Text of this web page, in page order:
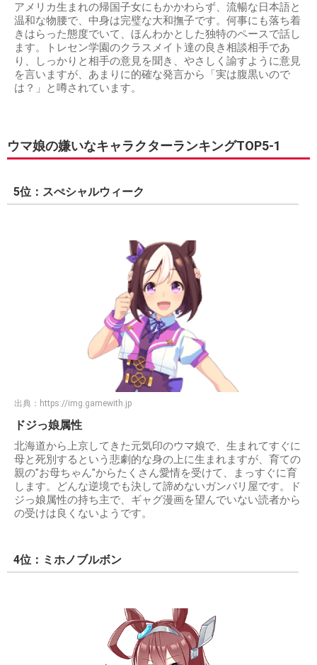
アメリカ生まれの帰国子女にもかかわらず、流暢な日本語と
温和な物腰で、中身は完璧な大和撫子です。何事にも落ち着
きはらった態度でいて、ほんわかとした独特のペースで話し
ます。トレセン学園のクラスメイト達の良き相談相手であ
り、しっかりと相手の意見を聞き、やさしく諭すように意見
を言いますが、あまりに的確な発言から「実は腹黒いので
は？」と噂されています。
ウマ娘の嫌いなキャラクターランキングTOP5-1
5位：スぺシャルウィーク
出典： https://img.gamewith.jp
ドジっ娘属性
北海道から上京してきた元気印のウマ娘で、生まれてすぐに
母と死別するという悲劇的な身の上に生まれますが、育ての
親の"お母ちゃん"からたくさん愛情を受けて、まっすぐに育
します。どんな逆境でも決して諦めないガンバリ屋です。ド
ジっ娘属性の持ち主で、ギャグ漫画を望んでいない読者から
の受けは良くないようです。
4位：ミホノブルボン